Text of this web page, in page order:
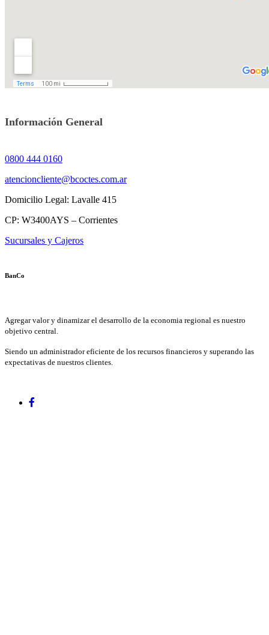
Información General
0800 444 0160
atencioncliente@bcoctes.com.ar
Domicilio Legal: Lavalle 415
CP: W3400AYS – Corrientes
Sucursales y Cajeros
BanCo
Agregar valor y dinamizar el desarrollo de la economia regional es nuestro
objetivo central.
Siendo un administrador eficiente de los recursos financieros y superando las
expectativas de nuestros clientes.